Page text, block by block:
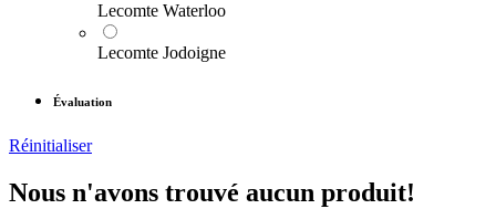
Lecomte Waterloo
Lecomte Jodoigne
Évaluation
Réinitialiser
Nous n'avons trouvé aucun produit!